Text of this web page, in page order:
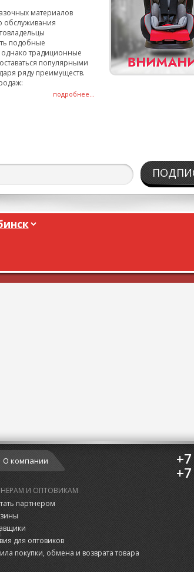
материалов
обслуживания
подобные
традиционные
популярными
ряду преимуществ.
подробнее...
О компании
И ОПТОВИКАМ
партнером
для оптовиков
покупки, обмена и возврата товара